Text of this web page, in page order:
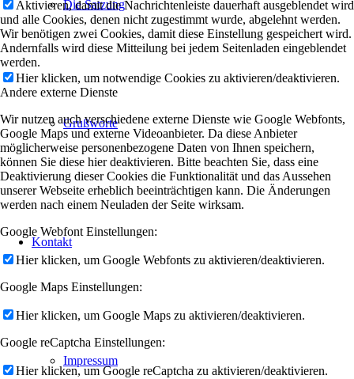
Die Satzung
Grußworte
Kontakt
Impressum
Aktivieren, damit die Nachrichtenleiste dauerhaft ausgeblendet wird
und alle Cookies, denen nicht zugestimmt wurde, abgelehnt werden.
Wir benötigen zwei Cookies, damit diese Einstellung gespeichert wird.
Andernfalls wird diese Mitteilung bei jedem Seitenladen eingeblendet
werden.
Hier klicken, um notwendige Cookies zu aktivieren/deaktivieren.
Andere externe Dienste
Wir nutzen auch verschiedene externe Dienste wie Google Webfonts,
Google Maps und externe Videoanbieter. Da diese Anbieter
möglicherweise personenbezogene Daten von Ihnen speichern,
können Sie diese hier deaktivieren. Bitte beachten Sie, dass eine
Deaktivierung dieser Cookies die Funktionalität und das Aussehen
unserer Webseite erheblich beeinträchtigen kann. Die Änderungen
werden nach einem Neuladen der Seite wirksam.
Google Webfont Einstellungen:
Hier klicken, um Google Webfonts zu aktivieren/deaktivieren.
Google Maps Einstellungen:
Hier klicken, um Google Maps zu aktivieren/deaktivieren.
Google reCaptcha Einstellungen:
Hier klicken, um Google reCaptcha zu aktivieren/deaktivieren.